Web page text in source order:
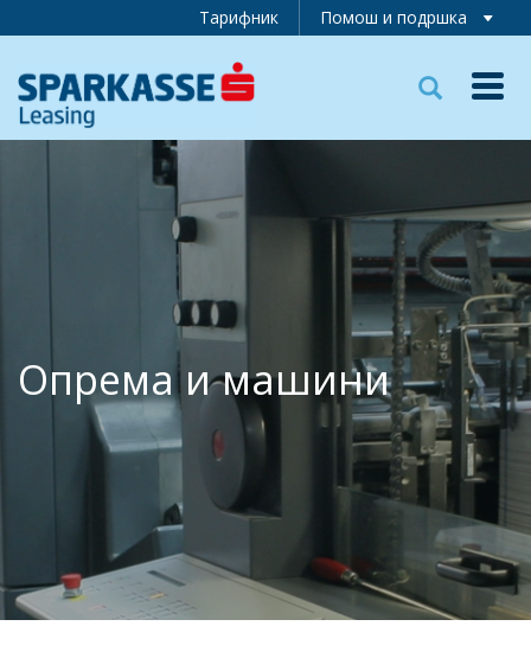
Помош и подршка
Тарифник
Опрема и машини